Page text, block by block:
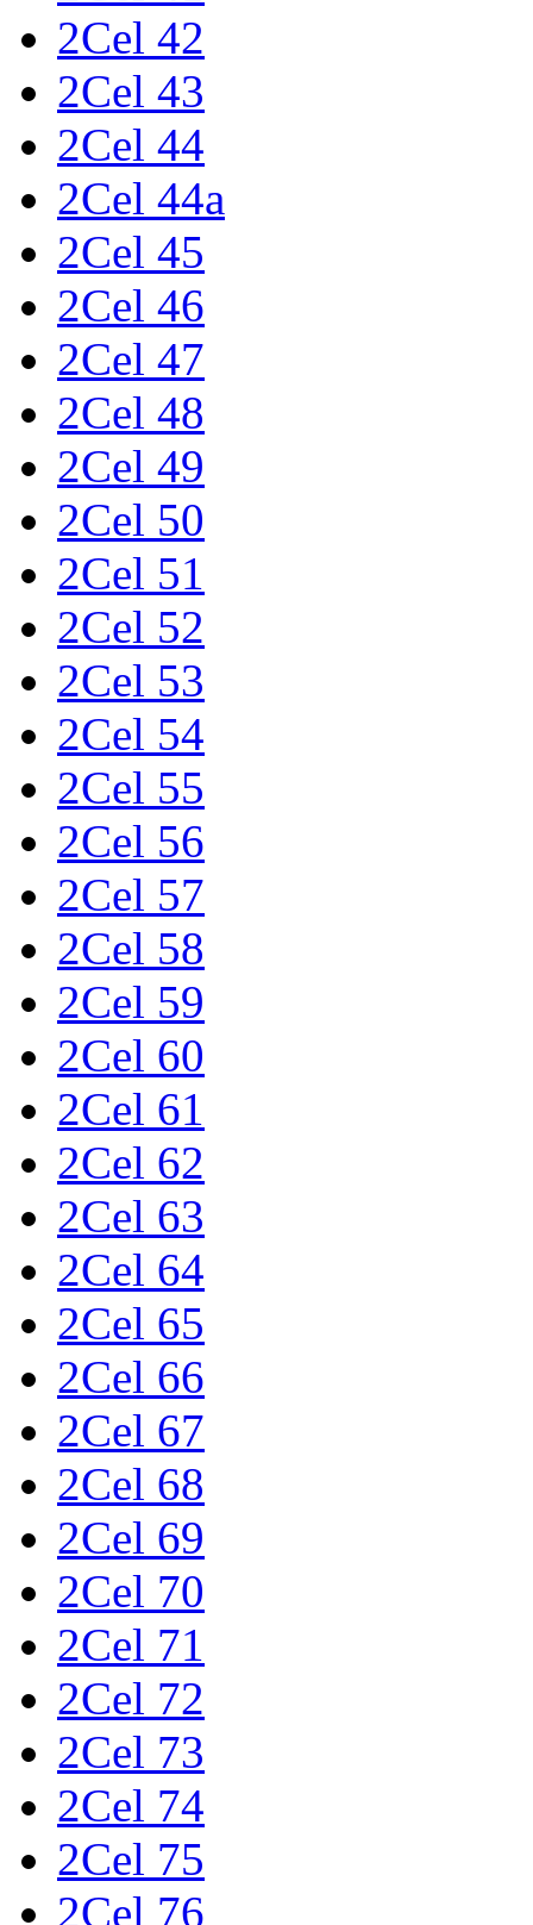
2Cel 42
2Cel 43
2Cel 44
2Cel 44a
2Cel 45
2Cel 46
2Cel 47
2Cel 48
2Cel 49
2Cel 50
2Cel 51
2Cel 52
2Cel 53
2Cel 54
2Cel 55
2Cel 56
2Cel 57
2Cel 58
2Cel 59
2Cel 60
2Cel 61
2Cel 62
2Cel 63
2Cel 64
2Cel 65
2Cel 66
2Cel 67
2Cel 68
2Cel 69
2Cel 70
2Cel 71
2Cel 72
2Cel 73
2Cel 74
2Cel 75
2Cel 76